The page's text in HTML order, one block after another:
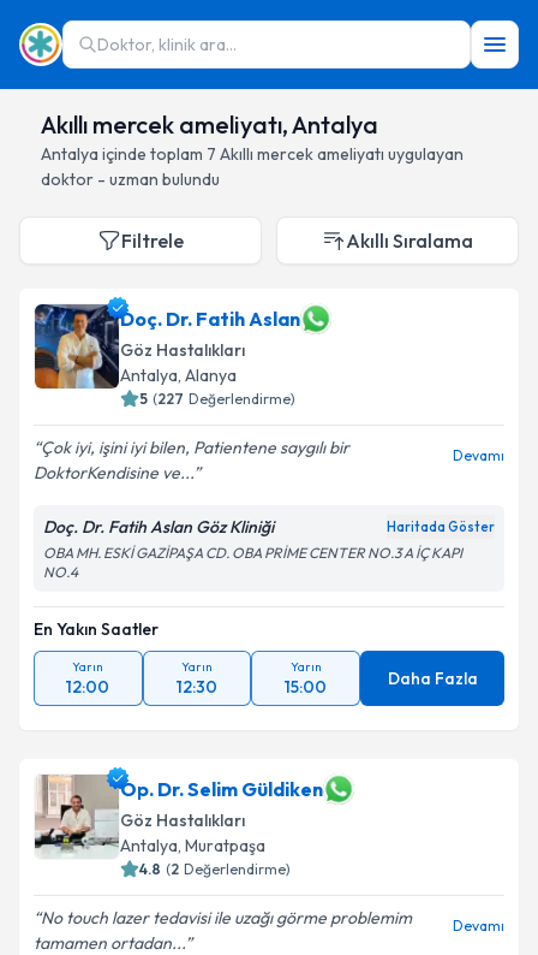
Doktor, klinik ara...
Akıllı mercek ameliyatı, Antalya
Antalya içinde toplam 7 Akıllı mercek ameliyatı uygulayan
doktor - uzman bulundu
Filtrele Akıllı Sıralama
Doç. Dr. Fatih Aslan
Göz Hastalıkları
Antalya, Alanya
5 (227 Değerlendirme)
Çok iyi, işini iyi bilen, Patientene saygılı bir
DoktorKendisine ve...
Devamı
Doç. Dr. Fatih Aslan Göz Kliniği Haritada Göster
OBA MH. ESKİ GAZİPAŞA CD. OBA PRİME CENTER NO.3 A İÇ KAPI
NO.4
En Yakın Saatler
Yarın
12:00
Yarın
12:30
Yarın
15:00 Daha Fazla
Op. Dr. Selim Güldiken
Göz Hastalıkları
Antalya, Muratpaşa
4.8 (2 Değerlendirme)
No touch lazer tedavisi ile uzağı görme problemim
tamamen ortadan...
Devamı